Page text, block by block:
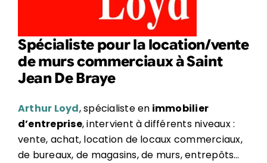
Spécialiste pour la location/vente
de murs commerciaux à Saint
Jean De Braye
Arthur Loyd, spécialiste en immobilier
d’entreprise, intervient à différents niveaux :
vente, achat, location de locaux commerciaux,
de bureaux, de magasins, de murs, entrepôts…